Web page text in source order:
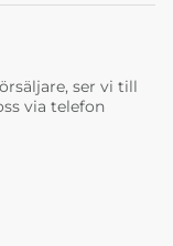
ser vi till
via telefon